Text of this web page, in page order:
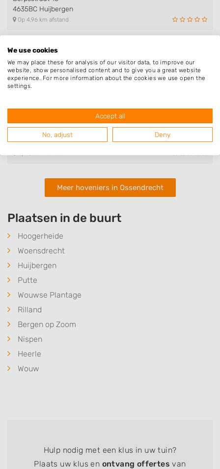
4635BC Huijbergen
Op 4,96 km afstand
De Tuinerij Hoveniers
Zuidgeest 1
4625DG Bergen op Zoom
Op 7,30 km afstand
De Groene Halte
Prof. Dondersstraat 1
4624VD Bergen op Zoom
Meer hoveniers in Ossendrecht
Plaatsen in de buurt
Hoogerheide
Woensdrecht
Huijbergen
Putte
Wouwse Plantage
Rilland
Bergen op Zoom
Nispen
Heerle
Wouw
Hulp nodig met een klus in uw tuin?
Plaats uw klus en ontvang offertes van
We use cookies
We may place these for analysis of our visitor data, to improve our
website, show personalised content and to give you a great website
experience. For more information about the cookies we use open the
settings.
Accept all
No, adjust Deny